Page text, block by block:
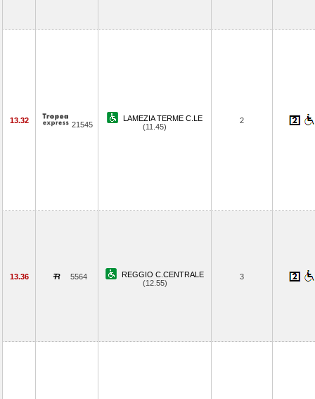
13.32 21545
LAMEZIA TERME C.LE
(11.45)
2
13.36 5564
REGGIO C.CENTRALE
(12.55)
3